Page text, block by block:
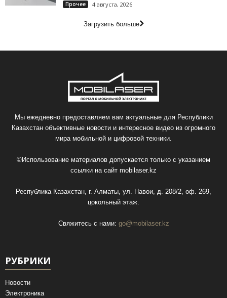
Прочее 4 августа, 2026
Загрузить больше
Мы ежедневно предоставляем вам актуальные для Республики
Казахстан объективные новости и интересное видео из огромного
мира мобильной и цифровой техники.
©Использование материалов допускается только с указанием
ссылки на сайт mobilaser.kz
Республика Казахстан, г. Алматы, ул. Навои, д. 208/2, оф. 269,
цокольный этаж.
Свяжитесь с нами: go@mobilaser.kz
РУБРИКИ
Новости
Электроника